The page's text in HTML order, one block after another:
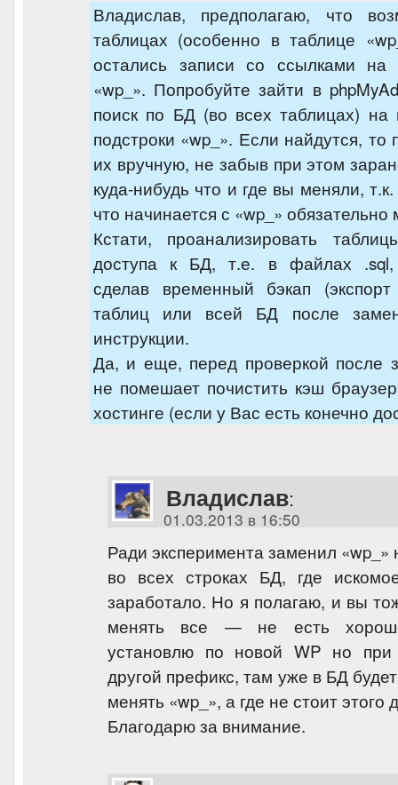
Владислав, предполагаю, что
таблицах (особенно в таблице
остались записи со ссылками на
«wp_». Попробуйте зайти в
поиск по БД (во всех таблицах) на
подстроки «wp_». Если найдутся, то
их вручную, не забыв при этом
куда-нибудь что и где вы меняли,
что начинается с «wp_» обязательно
Кстати, проанализировать
доступа к БД, т.е. в файлах .sql,
сделав временный бэкап
таблиц или всей БД после
инструкции.
Да, и еще, перед проверкой после
не помешает почистить кэш
хостинге (если у Вас есть конечно
Владислав:
01.03.2013 в 16:50
Ради эксперимента заменил
во всех строках БД, где
заработало. Но я полагаю, и вы
менять все — не есть
установлю по новой WP но при
другой префикс, там уже в БД
менять «wp_», а где не стоит этого
Благодарю за внимание.